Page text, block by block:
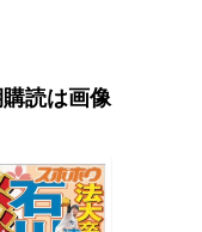
読は画像